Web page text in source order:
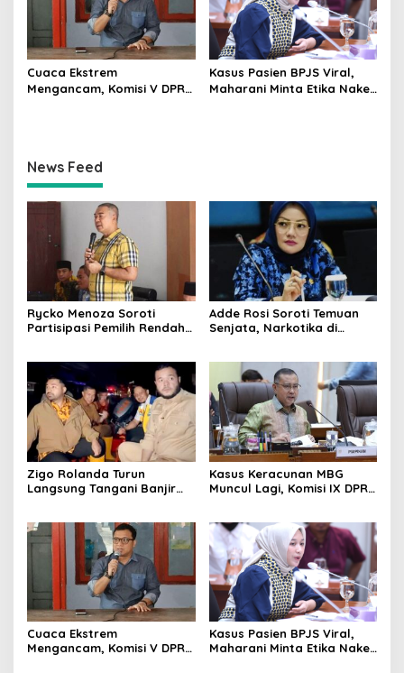
Cuaca Ekstrem
Mengancam, Komisi V DPR
Kasus Pasien BPJS Viral,
Maharani Minta Etika Nakes
News Feed
Rycko Menoza Soroti
Partisipasi Pemilih Rendah
Adde Rosi Soroti Temuan
Senjata, Narkotika di
Zigo Rolanda Turun
Langsung Tangani Banjir
Kasus Keracunan MBG
Muncul Lagi, Komisi IX DPR
Cuaca Ekstrem
Mengancam, Komisi V DPR
Kasus Pasien BPJS Viral,
Maharani Minta Etika Nakes